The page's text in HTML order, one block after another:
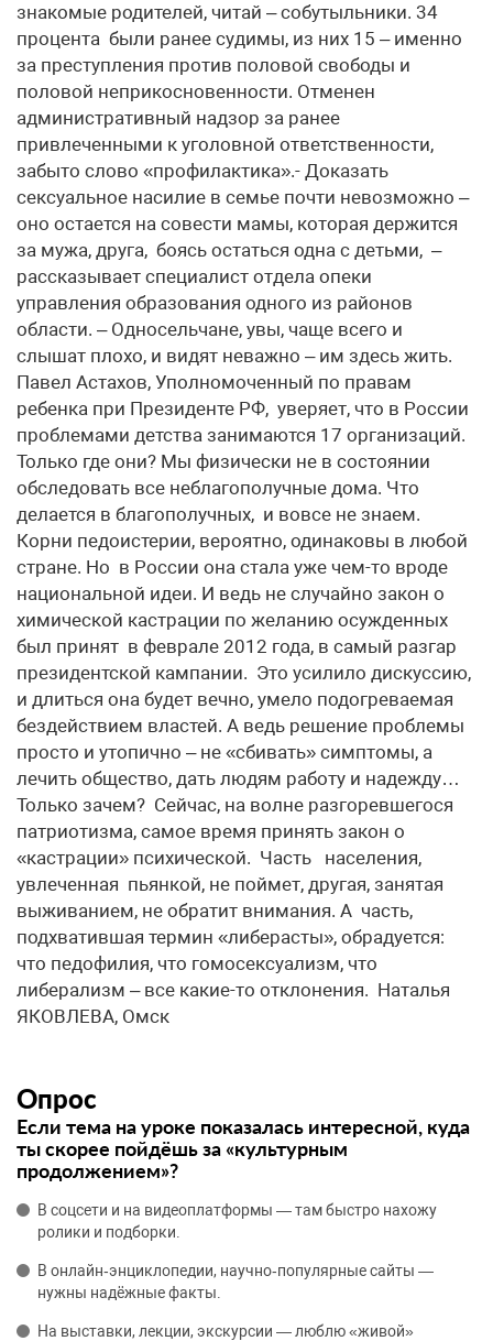
знакомые родителей, читай – собутыльники. 34
процента были ранее судимы, из них 15 – именно
за преступления против половой свободы и
половой неприкосновенности. Отменен
административный надзор за ранее
привлеченными к уголовной ответственности,
забыто слово «профилактика».- Доказать
сексуальное насилие в семье почти невозможно –
оно остается на совести мамы, которая держится
за мужа, друга, боясь остаться одна с детьми, –
рассказывает специалист отдела опеки
управления образования одного из районов
области. – Односельчане, увы, чаще всего и
слышат плохо, и видят неважно – им здесь жить.
Павел Астахов, Уполномоченный по правам
ребенка при Президенте РФ, уверяет, что в России
проблемами детства занимаются 17 организаций.
Только где они? Мы физически не в состоянии
обследовать все неблагополучные дома. Что
делается в благополучных, и вовсе не знаем.
Корни педоистерии, вероятно, одинаковы в любой
стране. Но в России она стала уже чем-то вроде
национальной идеи. И ведь не случайно закон о
химической кастрации по желанию осужденных
был принят в феврале 2012 года, в самый разгар
президентской кампании. Это усилило дискуссию,
и длиться она будет вечно, умело подогреваемая
бездействием властей. А ведь решение проблемы
просто и утопично – не «сбивать» симптомы, а
лечить общество, дать людям работу и надежду…
Только зачем? Сейчас, на волне разгоревшегося
патриотизма, самое время принять закон о
«кастрации» психической. Часть населения,
увлеченная пьянкой, не поймет, другая, занятая
выживанием, не обратит внимания. А часть,
подхватившая термин «либерасты», обрадуется:
что педофилия, что гомосексуализм, что
либерализм – все какие-то отклонения. ​Наталья
ЯКОВЛЕВА, Омск
Опрос
Если тема на уроке показалась интересной, куда
ты скорее пойдёшь за «культурным
продолжением»?
В соцсети и на видеоплатформы — там быстро нахожу
ролики и подборки.
В онлайн‑энциклопедии, научно‑популярные сайты —
нужны надёжные факты.
На выставки, лекции, экскурсии — люблю «живой»